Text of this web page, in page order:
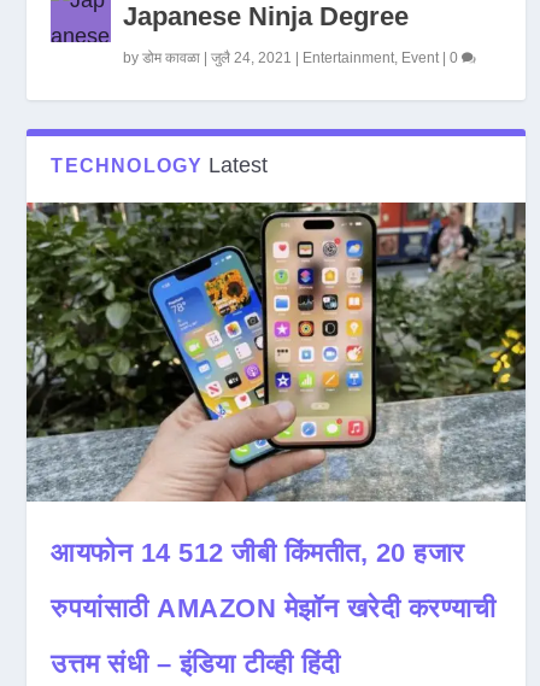
Japanese Ninja Degree
byडोम कावळा |जुलै 24, 2021 Entertainment, Event|0
TECHNOLOGY Latest
आयफोन 14 512 जीबी किंमतीत, 20 हजार
रुपयांसाठी AMAZON मेझॉन खरेदी करण्याची
उत्तम संधी – इंडिया टीव्ही हिंदी